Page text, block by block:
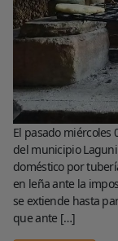
El pasado miércoles
del municipio
doméstico por
en leña ante la
se extiende hasta
que ante […]